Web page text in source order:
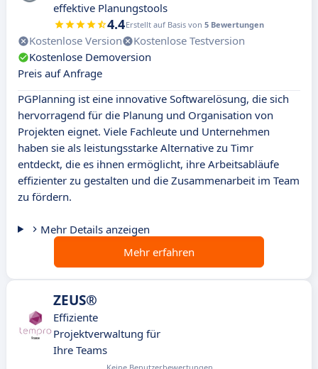
effektive Planungstools
4.4Erstellt auf Basis von 5 Bewertungen
Kostenlose Version
Kostenlose Testversion
Kostenlose Demoversion
Preis auf Anfrage
PGPlanning ist eine innovative Softwarelösung, die sich
hervorragend für die Planung und Organisation von
Projekten eignet. Viele Fachleute und Unternehmen
haben sie als leistungsstarke Alternative zu Timr
entdeckt, die es ihnen ermöglicht, ihre Arbeitsabläufe
effizienter zu gestalten und die Zusammenarbeit im Team
zu fördern.
Mehr Details anzeigen
Mehr erfahren
ZEUS®
Effiziente
Projektverwaltung für
Ihre Teams